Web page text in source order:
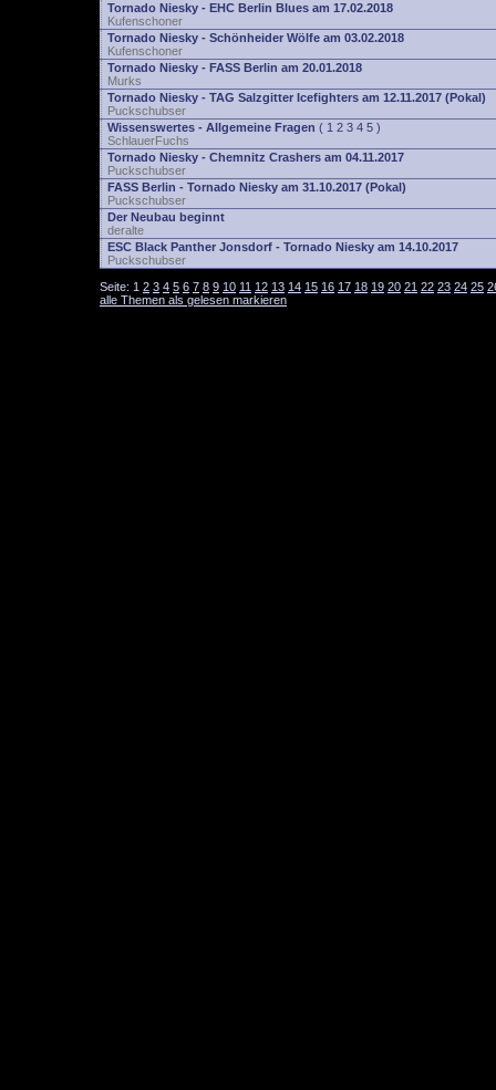
Tornado Niesky - EHC Berlin Blues am 17.02.2018
Kufenschoner
Tornado Niesky - Schönheider Wölfe am 03.02.2018
Kufenschoner
Tornado Niesky - FASS Berlin am 20.01.2018
Murks
Tornado Niesky - TAG Salzgitter Icefighters am 12.11.2017 (Pokal)
Puckschubser
Wissenswertes - Allgemeine Fragen ( 1 2 3 4 5 )
SchlauerFuchs
Tornado Niesky - Chemnitz Crashers am 04.11.2017
Puckschubser
FASS Berlin - Tornado Niesky am 31.10.2017 (Pokal)
Puckschubser
Der Neubau beginnt
deralte
ESC Black Panther Jonsdorf - Tornado Niesky am 14.10.2017
Puckschubser
Seite: 1 2 3 4 5 6 7 8 9 10 11 12 13 14 15 16 17 18 19 20 21 22 23 24 25
alle Themen als gelesen markieren